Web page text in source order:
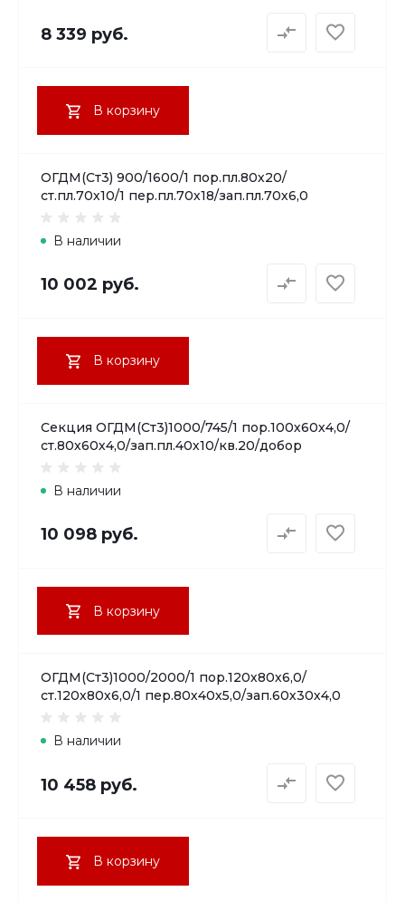
8 339 руб.
В корзину
ОГДМ(Ст3) 900/1600/1 пор.пл.80х20/
ст.пл.70х10/1 пер.пл.70х18/зап.пл.70х6,0
В наличии
10 002 руб.
В корзину
Секция ОГДМ(Ст3)1000/745/1 пор.100х60х4,0/
ст.80х60х4,0/зап.пл.40х10/кв.20/добор
В наличии
10 098 руб.
В корзину
ОГДМ(Ст3)1000/2000/1 пор.120х80х6,0/
ст.120х80х6,0/1 пер.80х40х5,0/зап.60х30х4,0
В наличии
10 458 руб.
В корзину